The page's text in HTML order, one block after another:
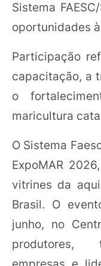
Sistema
oportunidades
Participação
capacitação, a
o
maricultura
O Sistema
ExpoMAR
vitrines da
Brasil. O
junho, no
produtores,